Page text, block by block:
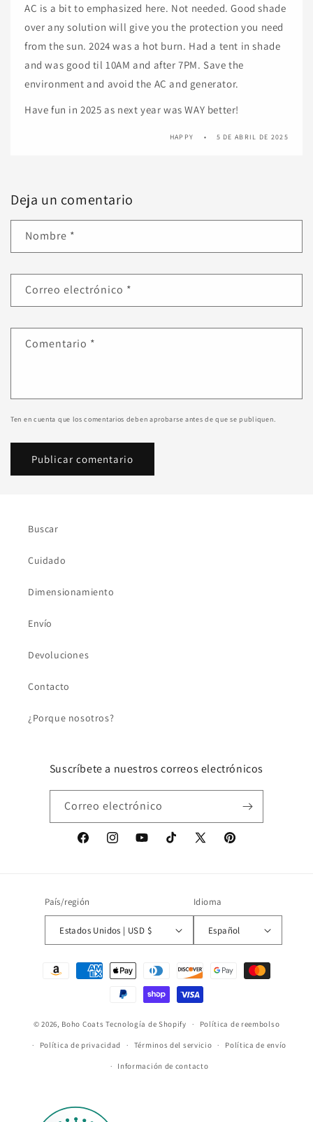
AC is a bit to emphasized here. Not needed. Good shade
over any solution will give you the protection you need
from the sun. 2024 was a hot burn. Had a tent in shade
and was good til 10AM and after 7PM. Save the
environment and avoid the AC and generator.
Have fun in 2025 as next year was WAY better!
HAPPY 5 DE ABRIL DE 2025
Deja un comentario
Nombre *
Correo electrónico *
Comentario *
Ten en cuenta que los comentarios deben aprobarse antes de que se publiquen.
Buscar
Cuidado
Dimensionamiento
Envío
Devoluciones
Contacto
¿Porque nosotros?
Suscríbete a nuestros correos electrónicos
Correo electrónico
FacebookInstagramYouTubeTikTok
X
Pinterest
País/región
Estados Unidos | USD $
Idioma
Español
Formas
© 2026, Boho Coats Tecnología de Shopify Política de reembolso
Política de privacidad Términos del servicio Política de envío
Información de contacto